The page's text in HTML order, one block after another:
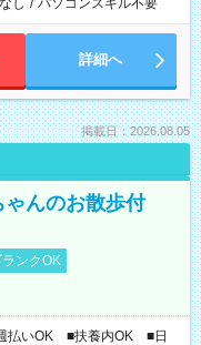
し / パソコンスキル不要
詳細へ
掲載日：2026.08.05
ゃんのお散歩付
ランクOK
払いOK ■扶養内OK ■日